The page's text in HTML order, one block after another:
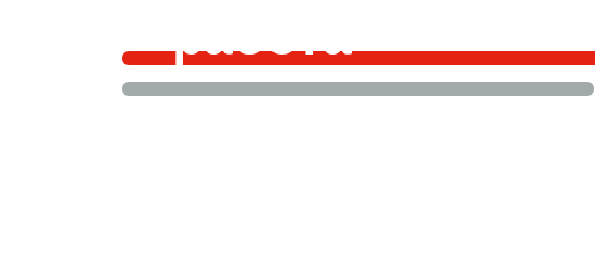
работа
в удовольствие!